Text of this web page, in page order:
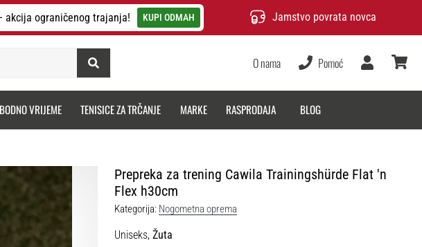
ograničenog trajanja! KUPI ODMAH Jamstvo povrata novca
O nama Pomoć
Korisnik
VRIJEME TENISICE ZA TRČANJE MARKE RASPRODAJA BLOG
Prepreka za trening Cawila Trainingshürde Flat 'n
Flex h30cm
Kategorija: Nogometna oprema
Uniseks, Žuta